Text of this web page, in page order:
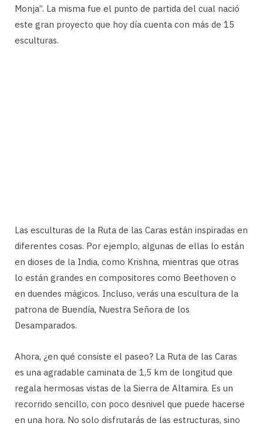
Monja”. La misma fue el punto de partida del cual nació
este gran proyecto que hoy día cuenta con más de 15
esculturas.
Las esculturas de la Ruta de las Caras están inspiradas en
diferentes cosas. Por ejemplo, algunas de ellas lo están
en dioses de la India, como Krishna, mientras que otras
lo están grandes en compositores como Beethoven o
en duendes mágicos. Incluso, verás una escultura de la
patrona de Buendía, Nuestra Señora de los
Desamparados.
Ahora, ¿en qué consiste el paseo? La Ruta de las Caras
es una agradable caminata de 1,5 km de longitud que
regala hermosas vistas de la Sierra de Altamira. Es un
recorrido sencillo, con poco desnivel que puede hacerse
en una hora. No solo disfrutarás de las estructuras, sino